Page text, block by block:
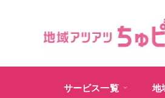
サービス一覧 地